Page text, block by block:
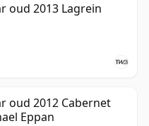
oud 2013 Lagrein
oud 2012 Cabernet
Eppan